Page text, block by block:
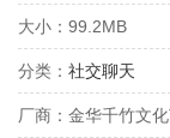
大小： 99.2MB
分类： 社交聊天
厂商： 金华千竹文